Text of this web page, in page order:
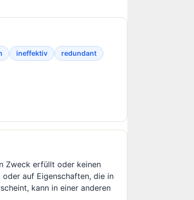
ineffektiv
redundant
Zweck erfüllt oder keinen
auf Eigenschaften, die in
kann in einer anderen